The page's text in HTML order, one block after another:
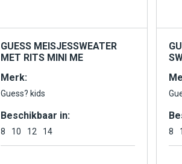
GUESS MEISJESSWEATER
MET RITS MINI ME
Merk:
Guess? kids
Beschikbaar in:
8 10 12 14 8